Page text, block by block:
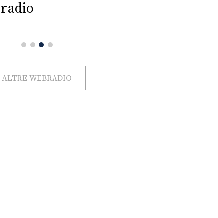
ALTRE WEBRADIO